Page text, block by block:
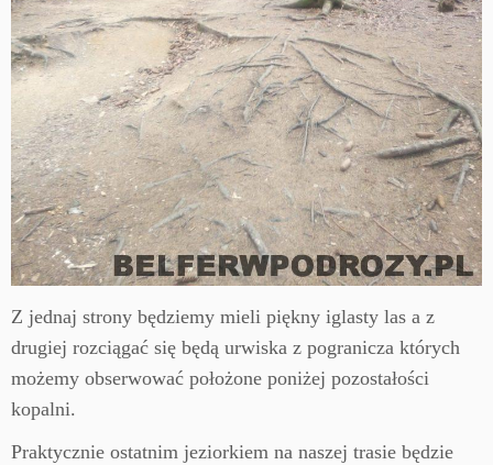
Z jednaj strony będziemy mieli piękny iglasty las a z
drugiej rozciągać się będą urwiska z pogranicza których
możemy obserwować położone poniżej pozostałości
kopalni.
Praktycznie ostatnim jeziorkiem na naszej trasie będzie